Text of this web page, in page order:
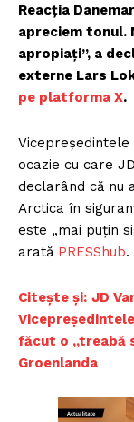
Reacția
apreciem tonul.
apropiați”, a
externe Lars
pe platforma X.
Vicepreședintele
ocazie cu care
declarând că nu
Arctica în
este „mai puțin
arată PRESShub.
Citește și: JD
făcut o „treabă
Groenlanda